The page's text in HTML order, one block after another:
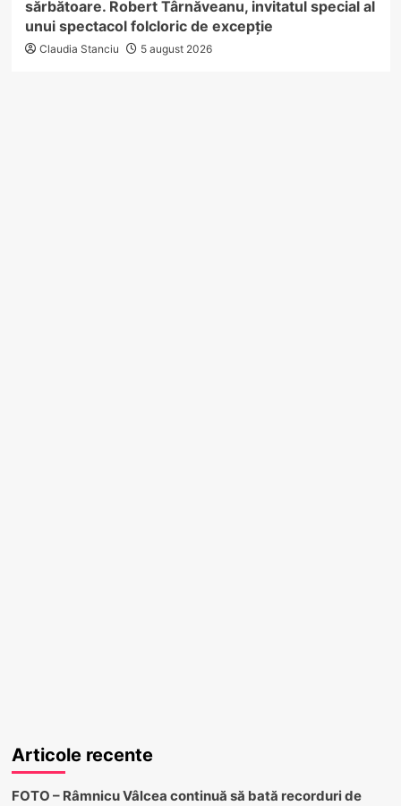
sărbătoare. Robert Târnăveanu, invitatul special al
unui spectacol folcloric de excepție
Claudia Stanciu 5 august 2026
Articole recente
FOTO – Râmnicu Vâlcea continuă să bată recorduri de